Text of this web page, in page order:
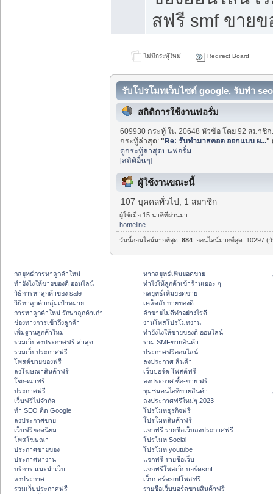
สฟรี smf ขาย
ไม่มีกระทู้ใหม่ Redirect Board
รับโปรโมทเว็บไซต์ google, รับทำ
สถิติการใช้งานฟอรั่ม
609930 กระทู้ ใน 20648 หัวข้อ โดย 92 สมาชิ
กระทู้ล่าสุด:"Re: รับทำมาสคอต ออกแบบ ผ..."
ดูกระทู้ล่าสุดบนฟอรั่ม
[สถิติอื่นๆ]
ผู้ใช้งานขณะนี้
107 บุคคลทั่วไป, 1 สมาชิก
ผู้ใช้เมื่อ 15 นาทีที่ผ่านมา:
homeline
วันนี้ออนไลน์มากที่สุด:884 . ออนไลน์มากที่สุด: 10297
กลยุทธ์การหาลูกค้าใหม่
ทํายังไงให้ขายของดี ออนไลน์
วิธีการหาลูกค้าของ sale
วิธีหาลูกค้ากลุ่มเป้าหมาย
การหาลูกค้าใหม่ รักษาลูกค้าเก่า
ช่องทางการเข้าถึงลูกค้า
เพิ่มฐานลูกค้าใหม่
รวมเว็บลงประกาศฟรี ล่าสุด
รวมเว็บประกาศฟรี
โพสต์ขายของฟรี
ลงโฆษณาสินค้าฟรี
โฆษณาฟรี
ประกาศฟรี
เว็บฟรีไม่จำกัด
ทำ SEO ติด Google
ลงประกาศขาย
เว็บฟรียอดนิยม
โพสโฆษณา
ประกาศขายของ
ประกาศหางาน
บริการ แนะนำเว็บ
ลงประกาศ
รวมเว็บประกาศฟรี
หากลยุทธ์เพิ่มยอดขาย
ทําไงให้ลูกค้าเข้าร้านเยอะ ๆ
กลยุทธ์เพิ่มยอดขาย
เคล็ดลับขายของดี
ค้าขายไม่ดีทำอย่างไรดี
งานโพสโปรโมทงาน
ทํายังไงให้ขายของดี ออนไลน์
รวม SMFขายสินค้า
ประกาศฟรีออนไลน์
ลงประกาศ สินค้า
เว็บบอร์ด โพสต์ฟรี
ลงประกาศ ซื้อ-ขาย ฟรี
ชุมชนคนไอทีขายสินค้า
ลงประกาศฟรีใหม่ๆ 2023
โปรโมทธุรกิจฟรี
โปรโมทสินค้าฟรี
แจกฟรี รายชื่อเว็บลงประกาศฟรี
โปรโมท Social
โปรโมท youtube
แจกฟรี รายชื่อเว็บ
แจกฟรีโพสเว็บบอร์ดsmf
เว็บบอร์ดsmfโพสฟรี
รายชื่อเว็บบอร์ดขายสินค้าฟรี